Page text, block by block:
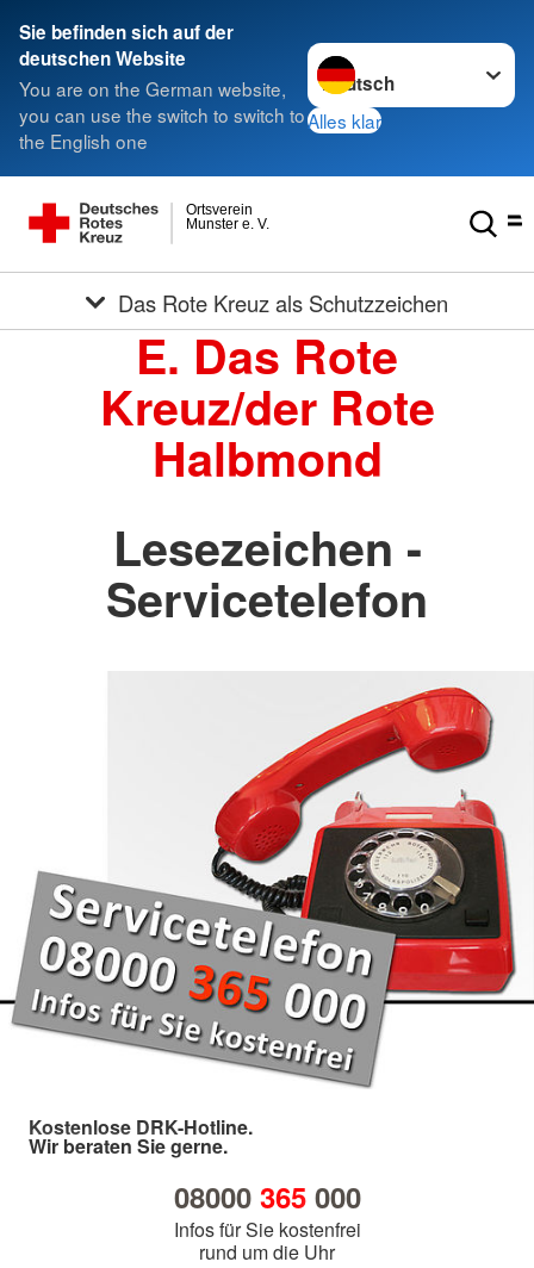
Sie befinden sich auf der
deutschen Website
You are on the German website,
you can use the switch to switch to
the English one
Sprache wechseln zu
Alles klar
Munster e. V.
Ortsverein
Das Rote Kreuz als Schutzzeichen
E. Das Rote
Kreuz/der Rote
Halbmond
Lesezeichen -
Servicetelefon
Kostenlose DRK-Hotline.
Wir beraten Sie gerne.
08000 365000
Infos für Sie kostenfrei
rund um die Uhr